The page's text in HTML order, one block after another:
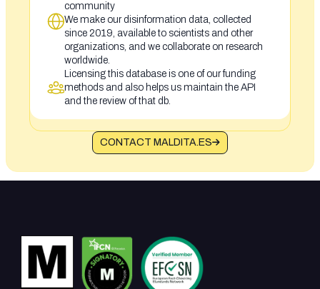
community
We make our disinformation data, collected
since 2019, available to scientists and other
organizations, and we collaborate on research
worldwide.
Licensing this database is one of our funding
methods and also helps us maintain the API
and the review of that db.
CONTACT MALDITA.ES